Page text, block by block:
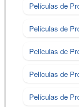
Películas de
Películas de
Películas de
Películas de
Películas de